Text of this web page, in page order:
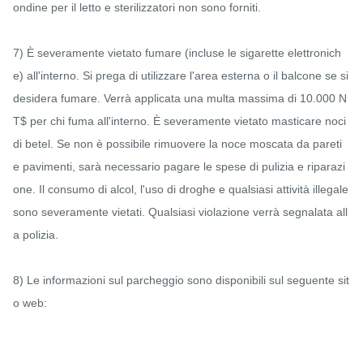
ondine per il letto e sterilizzatori non sono forniti.
7) È severamente vietato fumare (incluse le sigarette elettronich
e) all'interno. Si prega di utilizzare l'area esterna o il balcone se si
desidera fumare. Verrà applicata una multa massima di 10.000 N
T$ per chi fuma all'interno. È severamente vietato masticare noci
di betel. Se non è possibile rimuovere la noce moscata da pareti
e pavimenti, sarà necessario pagare le spese di pulizia e riparazi
one. Il consumo di alcol, l'uso di droghe e qualsiasi attività illegale
sono severamente vietati. Qualsiasi violazione verrà segnalata all
a polizia.
8) Le informazioni sul parcheggio sono disponibili sul seguente sit
o web: